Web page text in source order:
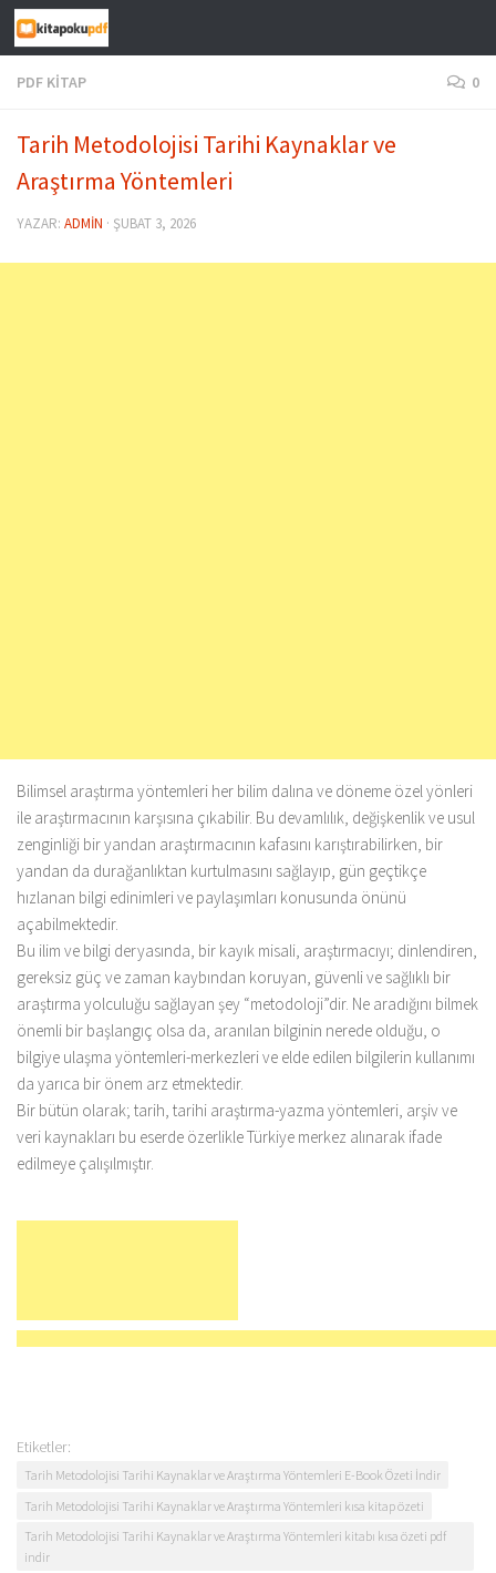
Skip to content
PDF KITAP 0
Tarih Metodolojisi Tarihi Kaynaklar ve
Araştırma Yöntemleri
YAZAR: ADMIN · ŞUBAT 3, 2026
Bilimsel araştırma yöntemleri her bilim dalına ve döneme özel yönleri
ile araştırmacının karşısına çıkabilir. Bu devamlılık, değişkenlik ve usul
zenginliği bir yandan araştırmacının kafasını karıştırabilirken, bir
yandan da durağanlıktan kurtulmasını sağlayıp, gün geçtikçe
hızlanan bilgi edinimleri ve paylaşımları konusunda önünü
açabilmektedir.
Bu ilim ve bilgi deryasında, bir kayık misali, araştırmacıyı; dinlendiren,
gereksiz güç ve zaman kaybından koruyan, güvenli ve sağlıklı bir
araştırma yolculuğu sağlayan şey “metodoloji”dir. Ne aradığını bilmek
önemli bir başlangıç olsa da, aranılan bilginin nerede olduğu, o
bilgiye ulaşma yöntemleri-merkezleri ve elde edilen bilgilerin kullanımı
da yarıca bir önem arz etmektedir.
Bir bütün olarak; tarih, tarihi araştırma-yazma yöntemleri, arşiv ve
veri kaynakları bu eserde özerlikle Türkiye merkez alınarak ifade
edilmeye çalışılmıştır.
Etiketler:
Tarih Metodolojisi Tarihi Kaynaklar ve Araştırma Yöntemleri E-Book Özeti İndir
Tarih Metodolojisi Tarihi Kaynaklar ve Araştırma Yöntemleri kısa kitap özeti
Tarih Metodolojisi Tarihi Kaynaklar ve Araştırma Yöntemleri kitabı kısa özeti pdf
indir